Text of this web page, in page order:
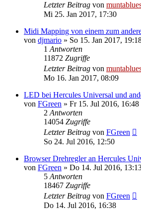
Letzter Beitrag von
Mi 25. Jan 2017, 17:30
Midi Mapping von einem zum
von djmario » So 15. Jan 2017,
1 Antworten
11872 Zugriffe
Letzter Beitrag von
Mo 16. Jan 2017, 08:09
LED bei Hercules Universal und
von FGreen » Fr 15. Jul 2016, 16:48
2 Antworten
14054 Zugriffe
Letzter Beitrag von FGreen
So 24. Jul 2016, 12:50
Browser Drehregler an Hercules
von FGreen » Do 14. Jul 2016,
5 Antworten
18467 Zugriffe
Letzter Beitrag von FGreen
Do 14. Jul 2016, 16:38